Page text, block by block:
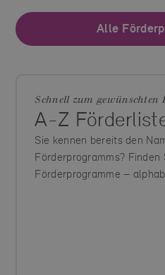
Alle
Schnell zum gewünschten
A-Z
Sie kennen bereits den
Förderprogramms? Finden
Förderprogramme –